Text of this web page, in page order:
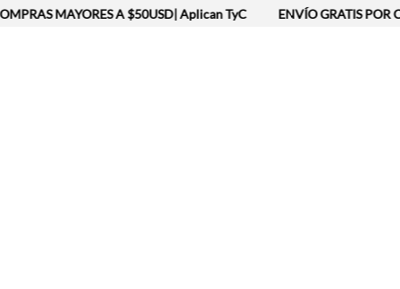
MAYORES A $50USD| Aplican TyC ENVÍO GRATIS POR